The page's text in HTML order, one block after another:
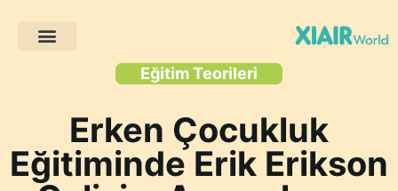
Eğitim Teorileri
Erken Çocukluk
Eğitiminde Erik Erikson